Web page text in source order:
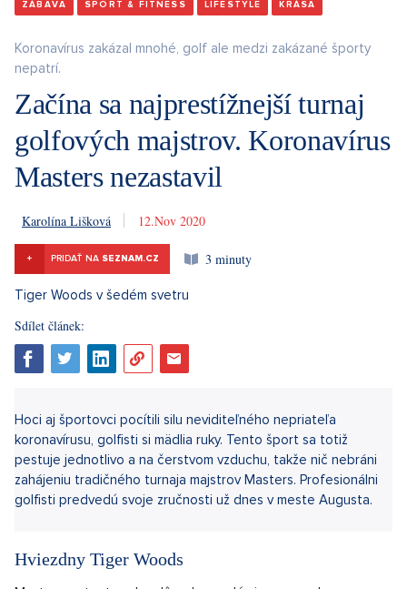
ZÁBAVA SPORT & FITNESS LIFESTYLE KRÁSA
Koronavírus zakázal mnohé, golf ale medzi zakázané športy
nepatrí.
Začína sa najprestížnejší turnaj
golfových majstrov. Koronavírus
Masters nezastavil
Karolína Lišková 12. 11. 2020
+ PRIDAŤ NA SEZNAM.CZ 3 minuty
Sdílet článek: